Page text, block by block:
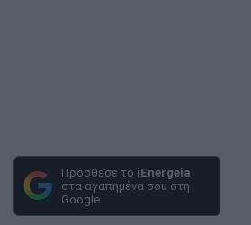
Πρόσθεσε το iEnergeia
στα αγαπημένα σου στη
Google